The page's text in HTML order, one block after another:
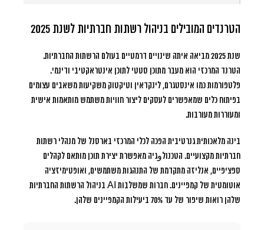
הטרנדים המובילים בניהול רשתות חברתיות לשנת 2025
שנת 2025 מביאה איתה שינויים דרמטיים בעולם הרשתות החברתיות.
הטרנד המרכזי הוא מעבר מתוכן סטטי לתוכן אינטראקטיבי ודינמי.
פלטפורמות כמו אינסטגרם, לינקדאין וטיקטוק משקיעות משאבים עצומים
בפיתוח כלים שמאפשרים לעסקים ליצור חוויות משתמש מותאמות אישית
ומעוררות מעורבות.
בינה מלאכותית גנרטיבית הפכה לכלי המרכזי בארסנל של מנהלי רשתות
חברתיות מקצועיים. הטכנולوגיה מאפשרת יצירת תוכן מותאם לקהלים
ספציפיים, אנליזה מתקדמת של התנהגות משתמשים, ואופטימיזציה
אוטומטית של קמפיינים. חברות שמשלבות AI בניהול הרשתות החברתיות
שלהן רואות שיפור של עד 70% ביעילות הקמפיינים שלהן.